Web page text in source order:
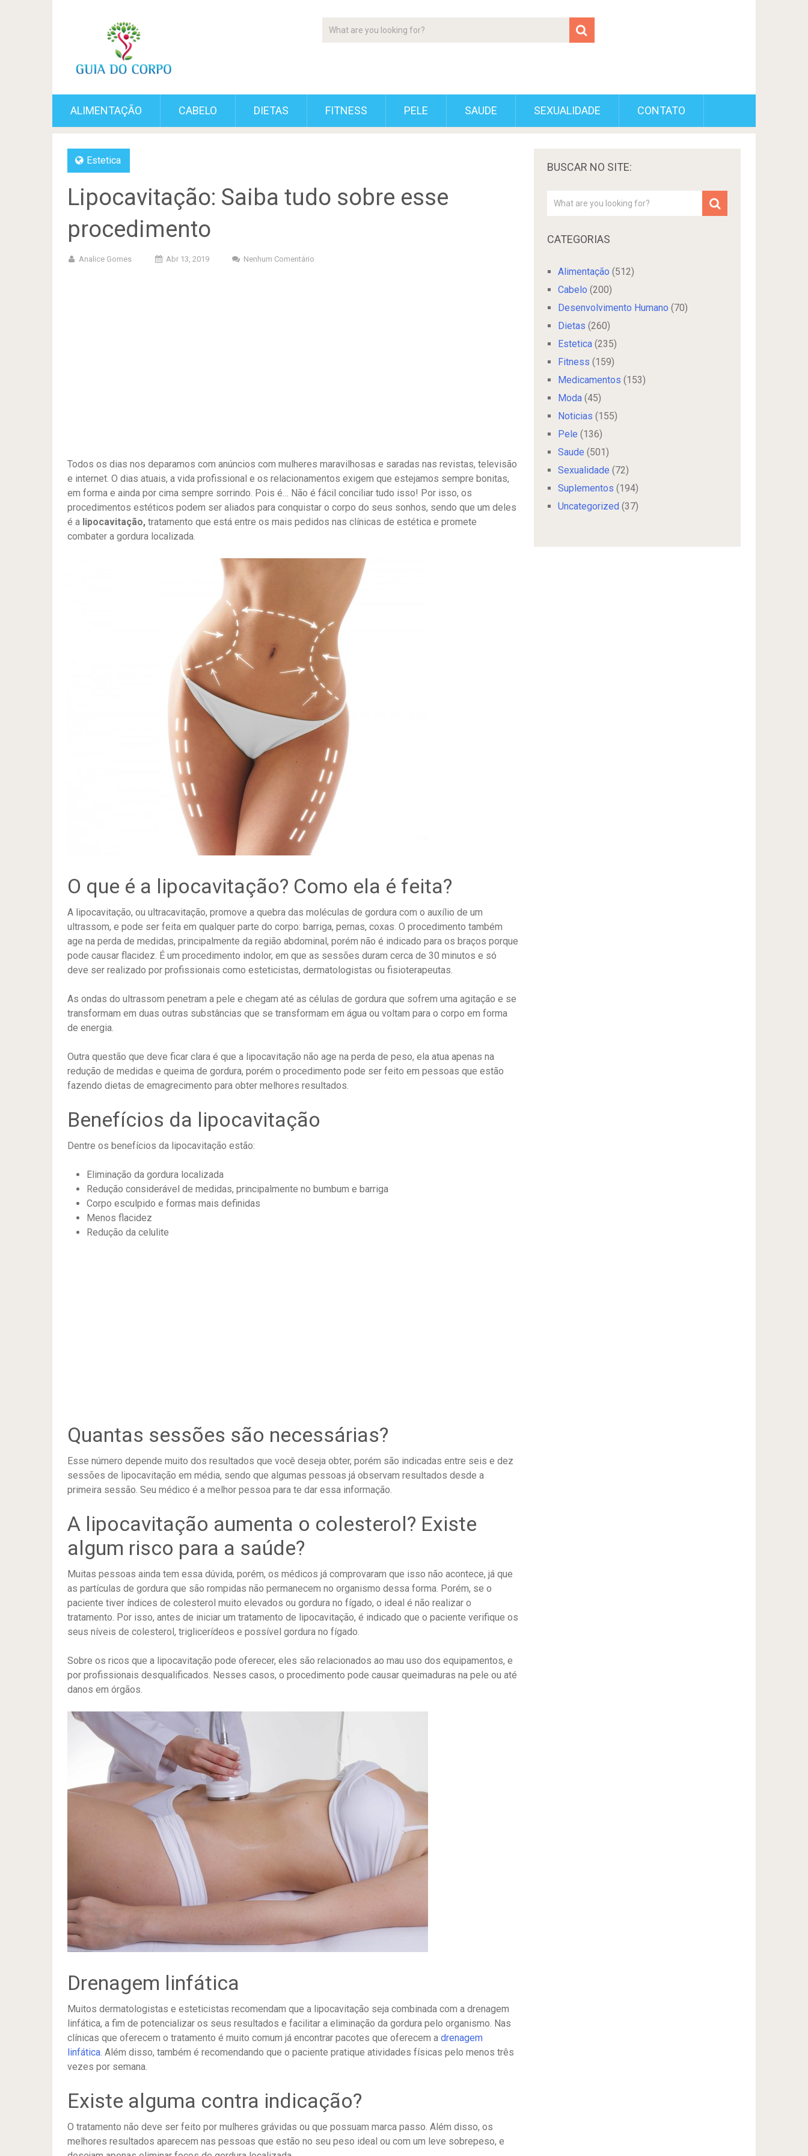
ALIMENTAÇÃO CABELO DIETAS FITNESS PELE SAUDE SEXUALIDADE CONTATO
Estetica
Lipocavitação: Saiba tudo sobre esse
procedimento
Analice Gomes Abr 13, 2019 Nenhum Comentário
Todos os dias nos deparamos com anúncios com mulheres maravilhosas e saradas nas revistas, televisão
e internet. O dias atuais, a vida profissional e os relacionamentos exigem que estejamos sempre bonitas,
em forma e ainda por cima sempre sorrindo. Pois é… Não é fácil conciliar tudo isso! Por isso, os
procedimentos estéticos podem ser aliados para conquistar o corpo do seus sonhos, sendo que um deles
é a lipocavitação, tratamento que está entre os mais pedidos nas clínicas de estética e promete
combater a gordura localizada.
O que é a lipocavitação? Como ela é feita?
A lipocavitação, ou ultracavitação, promove a quebra das moléculas de gordura com o auxílio de um
ultrassom, e pode ser feita em qualquer parte do corpo: barriga, pernas, coxas. O procedimento também
age na perda de medidas, principalmente da região abdominal, porém não é indicado para os braços porque
pode causar flacidez. É um procedimento indolor, em que as sessões duram cerca de 30 minutos e só
deve ser realizado por profissionais como esteticistas, dermatologistas ou fisioterapeutas.
As ondas do ultrassom penetram a pele e chegam até as células de gordura que sofrem uma agitação e se
transformam em duas outras substâncias que se transformam em água ou voltam para o corpo em forma
de energia.
Outra questão que deve ficar clara é que a lipocavitação não age na perda de peso, ela atua apenas na
redução de medidas e queima de gordura, porém o procedimento pode ser feito em pessoas que estão
fazendo dietas de emagrecimento para obter melhores resultados.
Benefícios da lipocavitação
Dentre os benefícios da lipocavitação estão:
Eliminação da gordura localizada
Redução considerável de medidas, principalmente no bumbum e barriga
Corpo esculpido e formas mais definidas
Menos flacidez
Redução da celulite
Quantas sessões são necessárias?
Esse número depende muito dos resultados que você deseja obter, porém são indicadas entre seis e dez
sessões de lipocavitação em média, sendo que algumas pessoas já observam resultados desde a
primeira sessão. Seu médico é a melhor pessoa para te dar essa informação.
A lipocavitação aumenta o colesterol? Existe
algum risco para a saúde?
Muitas pessoas ainda tem essa dúvida, porém, os médicos já comprovaram que isso não acontece, já que
as partículas de gordura que são rompidas não permanecem no organismo dessa forma. Porém, se o
paciente tiver índices de colesterol muito elevados ou gordura no fígado, o ideal é não realizar o
tratamento. Por isso, antes de iniciar um tratamento de lipocavitação, é indicado que o paciente verifique os
seus níveis de colesterol, triglicerídeos e possível gordura no fígado.
Sobre os ricos que a lipocavitação pode oferecer, eles são relacionados ao mau uso dos equipamentos, e
por profissionais desqualificados. Nesses casos, o procedimento pode causar queimaduras na pele ou até
danos em órgãos.
Drenagem linfática
Muitos dermatologistas e esteticistas recomendam que a lipocavitação seja combinada com a drenagem
linfática, a fim de potencializar os seus resultados e facilitar a eliminação da gordura pelo organismo. Nas
clínicas que oferecem o tratamento é muito comum já encontrar pacotes que oferecem a drenagem
linfática. Além disso, também é recomendando que o paciente pratique atividades físicas pelo menos três
vezes por semana.
Existe alguma contra indicação?
O tratamento não deve ser feito por mulheres grávidas ou que possuam marca passo. Além disso, os
melhores resultados aparecem nas pessoas que estão no seu peso ideal ou com um leve sobrepeso, e
BUSCAR NO SITE:
CATEGORIAS
Alimentação (512)
Cabelo (200)
Desenvolvimento Humano (70)
Dietas (260)
Estetica (235)
Fitness (159)
Medicamentos (153)
Moda (45)
Noticias (155)
Pele (136)
Saude (501)
Sexualidade (72)
Suplementos (194)
Uncategorized (37)